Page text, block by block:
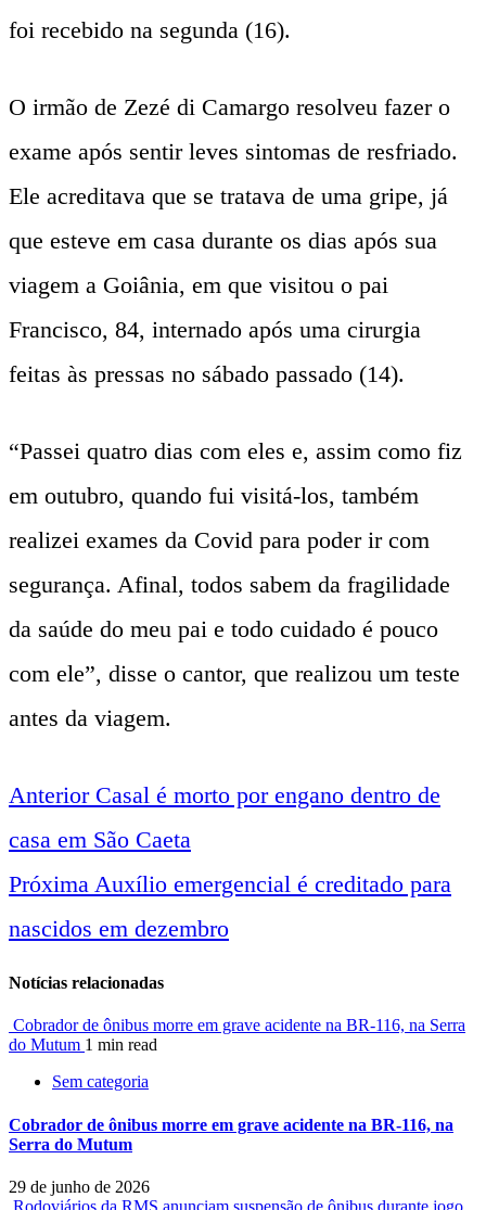
foi recebido na segunda (16).
O irmão de Zezé di Camargo resolveu fazer o
exame após sentir leves sintomas de resfriado.
Ele acreditava que se tratava de uma gripe, já
que esteve em casa durante os dias após sua
viagem a Goiânia, em que visitou o pai
Francisco, 84, internado após uma cirurgia
feitas às pressas no sábado passado (14).
“Passei quatro dias com eles e, assim como fiz
em outubro, quando fui visitá-los, também
realizei exames da Covid para poder ir com
segurança. Afinal, todos sabem da fragilidade
da saúde do meu pai e todo cuidado é pouco
com ele”, disse o cantor, que realizou um teste
antes da viagem.
Navegação
entre
notícias
AnteriorCasal é morto por engano dentro de
casa em São Caeta
Próxima Auxílio emergencial é creditado para
nascidos em dezembro
Notícias relacionadas
Cobrador de ônibus morre em grave acidente na BR-116, na Serra
do Mutum 1 min read
Sem categoria
Cobrador de ônibus morre em grave acidente na BR-116, na
Serra do Mutum
29 de junho de 2026
Rodoviários da RMS anunciam suspensão de ônibus durante jogo